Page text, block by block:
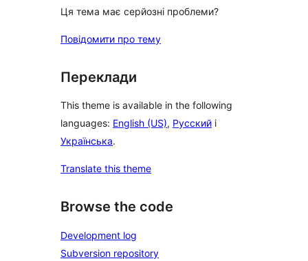
Ця тема має серйозні проблеми?
Повідомити про тему
Переклади
This theme is available in the following
languages: English (US), Русский і
Українська.
Translate this theme
Browse the code
Development log
Subversion repository